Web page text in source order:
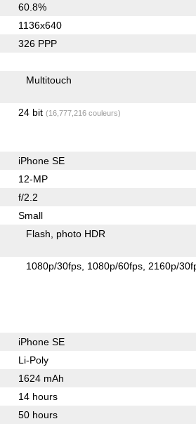
60.8%
1136x640
326 PPP
Multitouch
24 bit (16,777,216 couleurs)
iPhone SE
12-MP
f/2.2
Small
Flash photo HDR
1080p/30fps 1080p/60fps 2160p/
iPhone SE
Li-Poly
1624 mAh
14 hours
50 hours